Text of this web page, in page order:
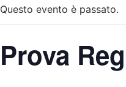
Questo evento è passato.
Prova